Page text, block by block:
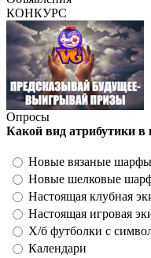
КОНКУРС
Опросы
Какой вид атрибутики в
Новые вязаные шарфы
Новые шелковые
Настоящая клубная
Настоящая игровая
Х/б футболки с
Календари